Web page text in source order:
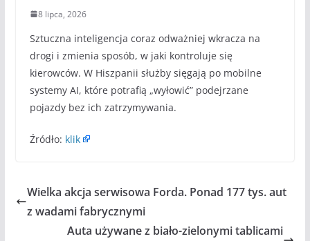
8 lipca, 2026
Sztuczna inteligencja coraz odważniej wkracza na
drogi i zmienia sposób, w jaki kontroluje się
kierowców. W Hiszpanii służby sięgają po mobilne
systemy AI, które potrafią „wyłowić” podejrzane
pojazdy bez ich zatrzymywania.
Źródło: klik
Wielka akcja serwisowa Forda. Ponad 177 tys. aut
z wadami fabrycznymi
Auta używane z biało-zielonymi tablicami